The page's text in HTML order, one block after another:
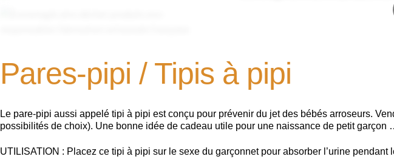
Pares-pipi / Tipis à pipi
Le pare-pipi aussi appelé tipi à pipi est conçu pour prévenir du jet des bébés arroseurs.
possibilités de choix). Une bonne idée de cadeau utile pour une naissance de petit garçon
UTILISATION : Placez ce tipi à pipi sur le sexe du garçonnet pour absorber l’urine pendant